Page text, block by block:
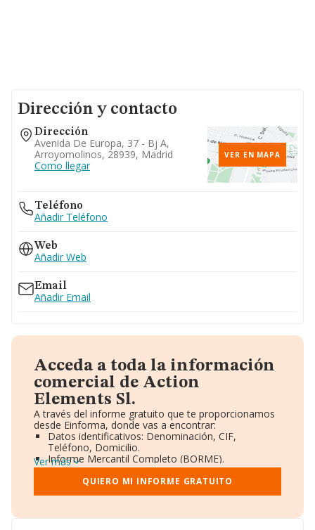
Dirección y contacto
Dirección
Avenida De Europa, 37 - Bj A,
Arroyomolinos, 28939, Madrid
Como llegar
VER EN MAPA
Teléfono
Añadir Teléfono
Web
Añadir Web
Email
Añadir Email
Acceda a toda la información
comercial de Action
Elements Sl.
A través del informe gratuito que te proporcionamos
desde Einforma, donde vas a encontrar:
Datos identificativos: Denominación, CIF,
Teléfono, Domicilio.
Informe Mercantil Completo (BORME).
Gráficos de Evolución Ventas y Empleados.
Consejo de Administración y Administradores.
Directivos y Ejecutivos.
Ver más
QUIERO MI INFORME GRATUITO